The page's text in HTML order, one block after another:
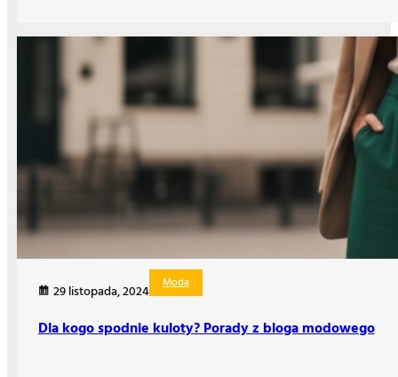
29 listopada, 2024 Moda
Dla kogo spodnie kuloty? Porady z bloga modowego